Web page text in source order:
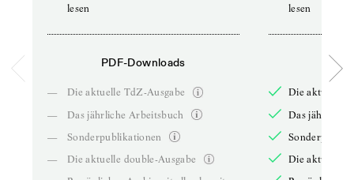
lesen
PDF-Downloads
—
Die aktuelle TdZ-Ausgabe
—
Das jährliche Arbeitsbuch
—
Sonderpublikationen
—
Die aktuelle double-Ausgabe
lesen
Die aktuelle
Das jährliche
Die aktuelle